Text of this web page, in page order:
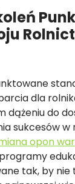
dla
dążeniu do
sukcesów w
opon
tak, by